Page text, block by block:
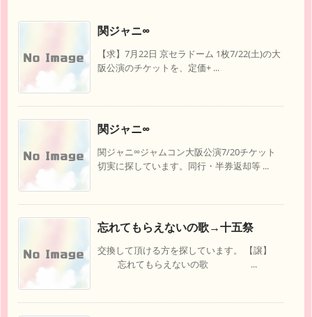
関ジャニ∞
【求】7月22日 京セラドーム 1枚7/22(土)の大
阪公演のチケットを、定価+ ...
関ジャニ∞
関ジャニ∞ジャムコン大阪公演7/20チケット
切実に探しています。同行・半券返却等 ...
忘れてもらえないの歌→十五祭
交換して頂ける方を探しています。 【譲】
忘れてもらえないの歌 ...